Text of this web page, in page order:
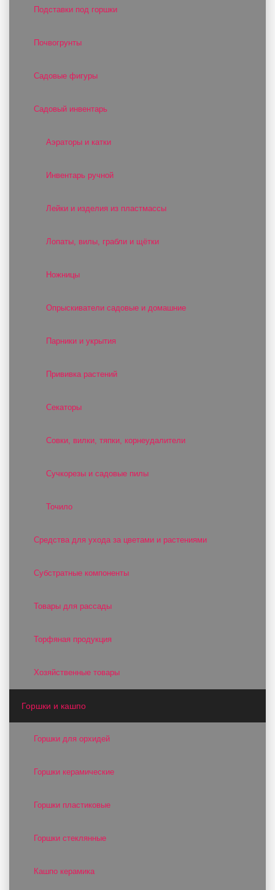
Подставки под горшки
Почвогрунты
Садовые фигуры
Садовый инвентарь
Аэраторы и катки
Инвентарь ручной
Лейки и изделия из пластмассы
Лопаты, вилы, грабли и щётки
Ножницы
Опрыскиватели садовые и домашние
Парники и укрытия
Прививка растений
Секаторы
Совки, вилки, тяпки, корнеудалители
Сучкорезы и садовые пилы
Точило
Средства для ухода за цветами и растениями
Субстратные компоненты
Товары для рассады
Торфяная продукция
Хозяйственные товары
Горшки и кашпо
Горшки для орхидей
Горшки керамические
Горшки пластиковые
Горшки стеклянные
Кашпо керамика